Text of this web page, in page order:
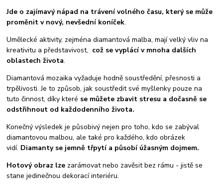
Jde o zajímavý nápad na trávení volného času, který se může
proměnit v nový, nevšední koníček.
Umělecké aktivity, zejména diamantová malba, mají velký vliv na
kreativitu a představivost, což se vyplácí v mnoha dalších
oblastech života.
Diamantová mozaika vyžaduje hodně soustředění, přesnosti a
trpělivosti. Je to způsob, jak soustředit své myšlenky pouze na
tuto činnost, díky které se můžete zbavit stresu a dočasně se
odstřihnout od každodenního života.
Konečný výsledek je působivý nejen pro toho, kdo se zabýval
diamantovou malbou, ale také pro každého, kdo obrázek
vidí. Diamanty se jemně třpytí a působí úžasným dojmem.
Hotový obraz lze zarámovat nebo zavěsit bez rámu - jistě se
stane jedinečnou dekorací interiéru.